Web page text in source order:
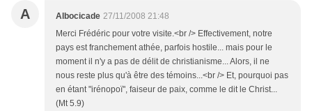
A Albocicade 27/11/2008 21:48
Merci Frédéric pour votre visite.<br /> Effectivement, notre
pays est franchement athée, parfois hostile... mais pour le
moment il n'y a pas de délit de christianisme... Alors, il ne
nous reste plus qu'à être des témoins...<br /> Et, pourquoi pas
en étant "irénopoï", faiseur de paix, comme le dit le Christ...
(Mt 5.9)